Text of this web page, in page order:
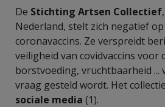
De Stichting Artsen Collectief
Nederland, stelt zich negatief
coronavaccins. Ze verspreidt
veiligheid van covidvaccins voor
borstvoeding, vruchtbaarheid ...
vraag gesteld wordt. Het
sociale media (1).